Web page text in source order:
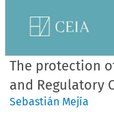
The protection
and Regulatory
Sebastián Mejía